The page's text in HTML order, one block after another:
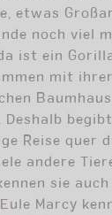
etwas
noch viel
ist ein
mit
Deshalb
Reise quer
andere
sie
Marcy